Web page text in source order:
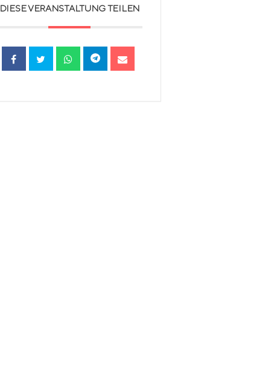
DIESE VERANSTALTUNG TEILEN